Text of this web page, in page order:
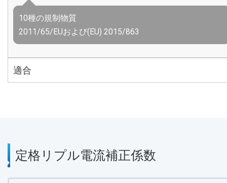
10種の規制物質
2011/65/EUおよび(EU) 2015/863
適合
定格リプル電流補正係数